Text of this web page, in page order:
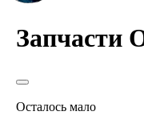
Запчасти
Осталось мало